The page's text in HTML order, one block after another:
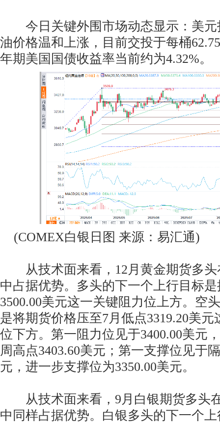
今日关键外围市场动态显示：美元
油价格温和上涨，目前交投于每桶
年期美国国债收益率当前约为4.32%。
(COMEX白银日图 来源：易汇通)
从技术面来看，12月黄金期货多头
中占据优势。多头的下一个上行目标
3500.00美元这一关键阻力位上方。空
是将期货价格压至7月低点3319.20美
位下方。第一阻力位见于3400.00美元
周高点3403.60美元；第一支撑位见于
元，进一步支撑位为3350.00美元。
从技术面来看，9月白银期货多头
中同样占据优势。白银多头的下一个